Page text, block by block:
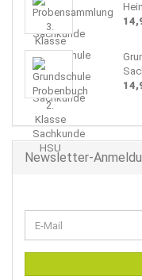
Newsletter-
ZUR
E-
Mail